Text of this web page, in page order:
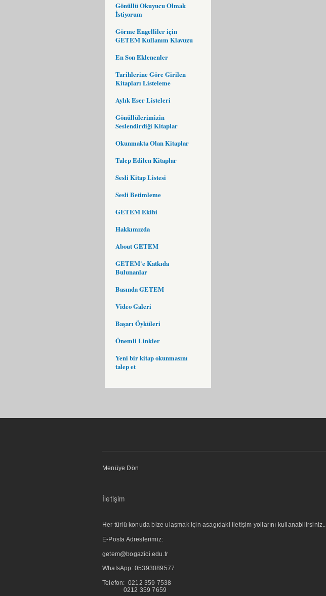
Gönüllü Okuyucu Olmak
İstiyorum
Görme Engelliler için
GETEM Kullanım Klavuzu
En Son Eklenenler
Tarihlerine Göre Girilen
Kitapları Listeleme
Aylık Eser Listeleri
Gönüllülerimizin
Seslendirdiği Kitaplar
Okunmakta Olan Kitaplar
Talep Edilen Kitaplar
Sesli Kitap Listesi
Sesli Betimleme
GETEM Ekibi
Hakkımızda
About GETEM
GETEM'e Katkıda
Bulunanlar
Basında GETEM
Video Galeri
Başarı Öyküleri
Önemli Linkler
Yeni bir kitap okunmasını
talep et
Menüye Dön
İletişim
Her türlü konuda bize ulaşmak için asagıdaki iletişim yollarını kullanabilirsiniz..
E-Posta Adreslerimiz:
getem@bogazici.edu.tr
WhatsApp: 05393089577
Telefon: 0212 359 7538
0212 359 7659